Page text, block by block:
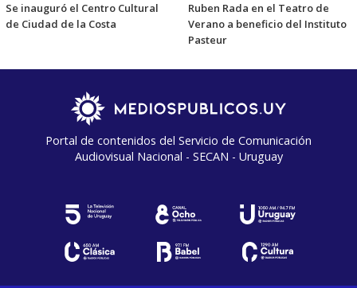
Se inauguró el Centro Cultural
de Ciudad de la Costa
Ruben Rada en el Teatro de
Verano a beneficio del Instituto
Pasteur
Portal de contenidos del Servicio de Comunicación
Audiovisual Nacional - SECAN - Uruguay